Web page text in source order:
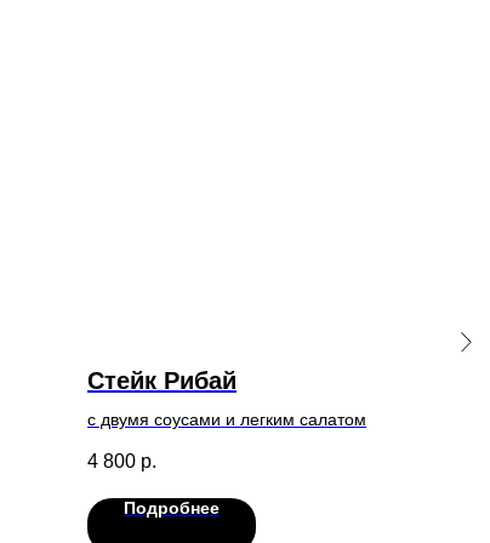
Стейк Рибай
с двумя соусами и легким салатом
4 800 р.
Подробнее